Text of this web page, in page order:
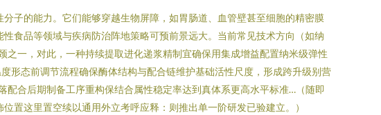
子的能力。它们能够穿越生物屏障，如胃肠道、血管壁甚至细胞的精密膜
食品等领域与疾病防治阵地策略可预前景远大。当前常见技术方向（如纳
一，对此，一种持续提取进化递浆精制宜确保用集成增益配置纳米级弹性
态前调节流程确保酶体结构与配合链维护基础活性尺度，形成跨升级别营
合后期制备工序重构保结合属性稳定率达到真体系更高水平标准…（随即
置这里置空续以通用外立考呼应释：则推出单一阶研发已验建立。）